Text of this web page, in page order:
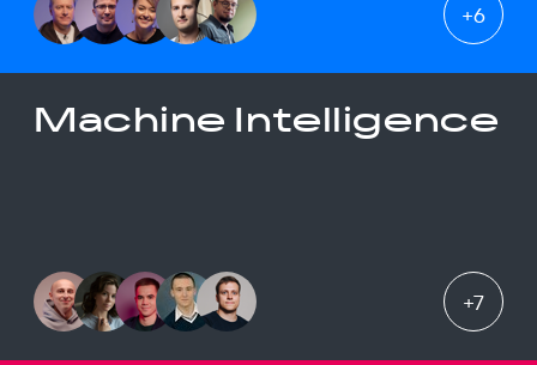
+6
Machine Intelligence
+7